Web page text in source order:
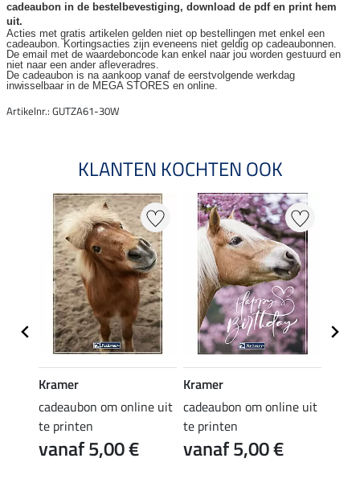
cadeaubon in de bestelbevestiging, download de pdf en print hem
uit.
Acties met gratis artikelen gelden niet op bestellingen met enkel een
cadeaubon. Kortingsacties zijn eveneens niet geldig op cadeaubonnen.
De email met de waardeboncode kan enkel naar jou worden gestuurd en
niet naar een ander afleveradres.
De cadeaubon is na aankoop vanaf de eerstvolgende werkdag
inwisselbaar in de MEGA STORES en online.
Artikelnr.: GUTZA61-30W
KLANTEN KOCHTEN OOK
Kramer
cadeaubon om online uit
te printen
vanaf 5,00 €
Kramer
cadeaubon om online uit
te printen
vanaf 5,00 €